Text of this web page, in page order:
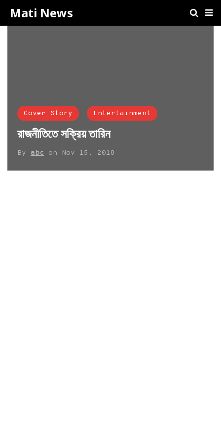
Mati News
Cover Story Entertainment
রাজনীতিতে সক্রিয় তারিন
By abc on Nov 15, 2018